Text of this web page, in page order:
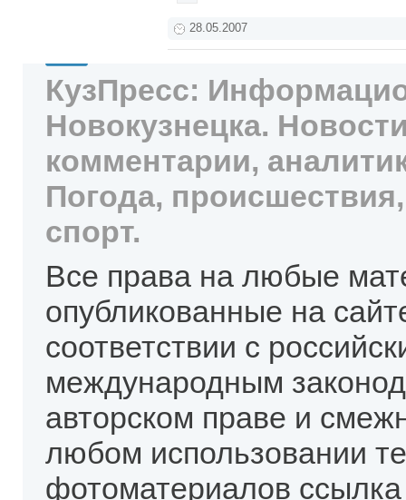
28.05.2007
КузПресс:
Новокузнецка.
комментарии,
Погода,
спорт.
Все права на любые
опубликованные на
соответствии с
международным
авторском праве и
любом использовании
фотоматериалов